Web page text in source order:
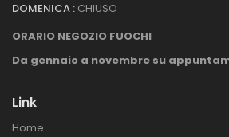
DOMENICA : CHIUSO
ORARIO NEGOZIO FUOCHI
Da gennaio a novembre su
Link
Home